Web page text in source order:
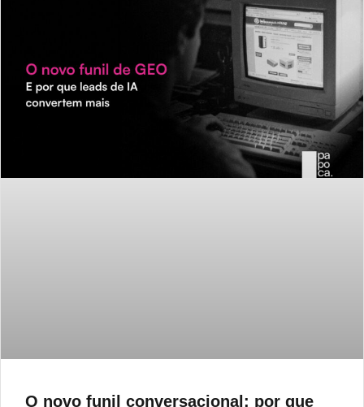
O novo funil conversacional: por que